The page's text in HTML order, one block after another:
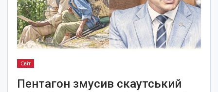
Світ
Пентагон змусив скаутський